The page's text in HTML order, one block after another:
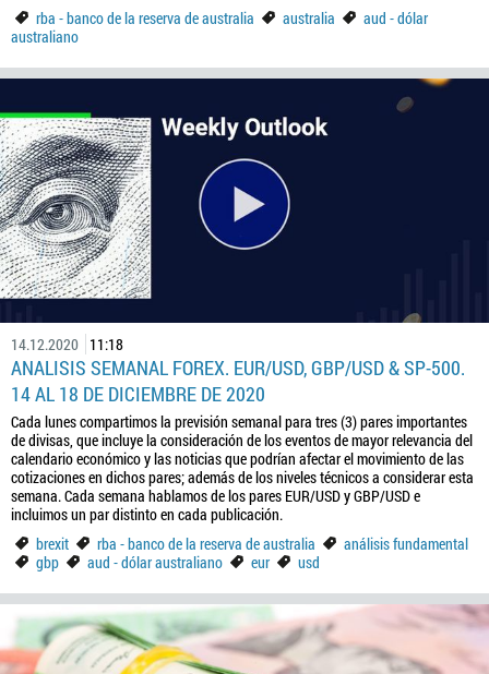
rba - banco de la reserva de australia
australia
aud - dólar
australiano
14.12.2020 11:18
ANALISIS SEMANAL FOREX. EUR/USD, GBP/USD & SP-500.
14 AL 18 DE DICIEMBRE DE 2020
Cada lunes compartimos la previsión semanal para tres (3) pares importantes
de divisas, que incluye la consideración de los eventos de mayor relevancia del
calendario económico y las noticias que podrían afectar el movimiento de las
cotizaciones en dichos pares; además de los niveles técnicos a considerar esta
semana. Cada semana hablamos de los pares EUR/USD y GBP/USD e
incluimos un par distinto en cada publicación.
brexit
rba - banco de la reserva de australia
análisis fundamental
gbp
aud - dólar australiano eur usd